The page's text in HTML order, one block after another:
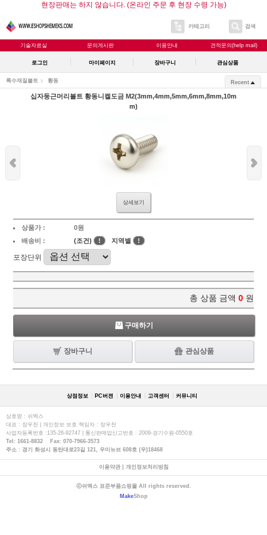
현장판매는 하지 않습니다. (온라인 주문 후 현장 수령 가능)
카테고리 검색
기술자료실 문의게시판 이용안내 견적문의(help mail)
로그인 마이페이지 장바구니 관심상품
특수재질볼트 황동 Recent
십자둥근머리볼트 황동니켈도금 M2(3mm,4mm,5mm,6mm,8mm,10m
m)
상세보기
상품가 :
0원
배송비 :
(조건) ! 지역별 !
포장단위
총 상품 금액 0 원
구매하기
장바구니 관심상품
상점정보 PC버젼 이용안내 고객센터 커뮤니티
상호명 : 쉬멕스
대표 : 장우천 | 개인정보 보호 책임자 : 장우천
사업자등록번호 :135-26-92747 | 통신판매업신고번호 : 2009-경기수원-0550호
Tel: 1661-8832 Fax: 070-7966-3573
주소 : 경기 화성시 동탄대로23길 121, 우미뉴브 608호 (우)18468
이용약관| 개인정보처리방침
ⓒ쉬멕스 표준부품쇼핑몰 All rights reserved.
MakeShop